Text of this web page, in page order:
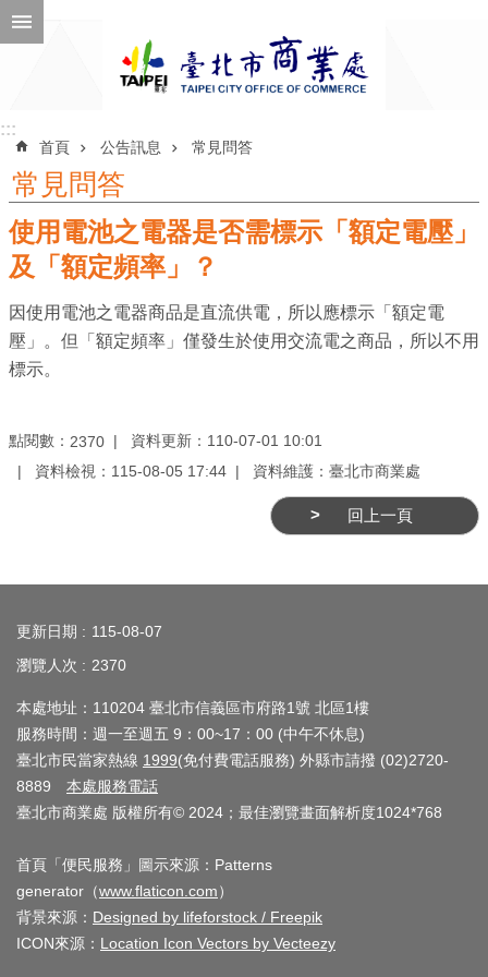
跳到主要內容區塊
公
告
息
機
紹
線
上
務
公
司
及
業
登
記
::::::
首頁 公告訊息 常見問答
常見問答
使用電池之電器是否需標示「額定電壓」
及「額定頻率」？
因使用電池之電器商品是直流供電，所以應標示「額定電
壓」。但「額定頻率」僅發生於使用交流電之商品，所以不用
標示。
點閱數： 2370
資料更新：110-07-01 10:01
資料檢視：115-08-05 17:44
資料維護：臺北市商業處
回上一頁
更新日期
115-08-07
瀏覽人次
2370
本處地址：110204 臺北市信義區市府路1號 北區1樓
服務時間：週一至週五 9：00~17：00 (中午不休息)
臺北市民當家熱線 1999(免付費電話服務) 外縣市請撥 (02)2720-
8889 本處服務電話
臺北市商業處 版權所有© 2024；最佳瀏覽畫面解析度1024*768
首頁「便民服務」圖示來源：Patterns
generator（www.flaticon.com）
背景來源： Designed by lifeforstock / Freepik
ICON來源： Location Icon Vectors by Vecteezy